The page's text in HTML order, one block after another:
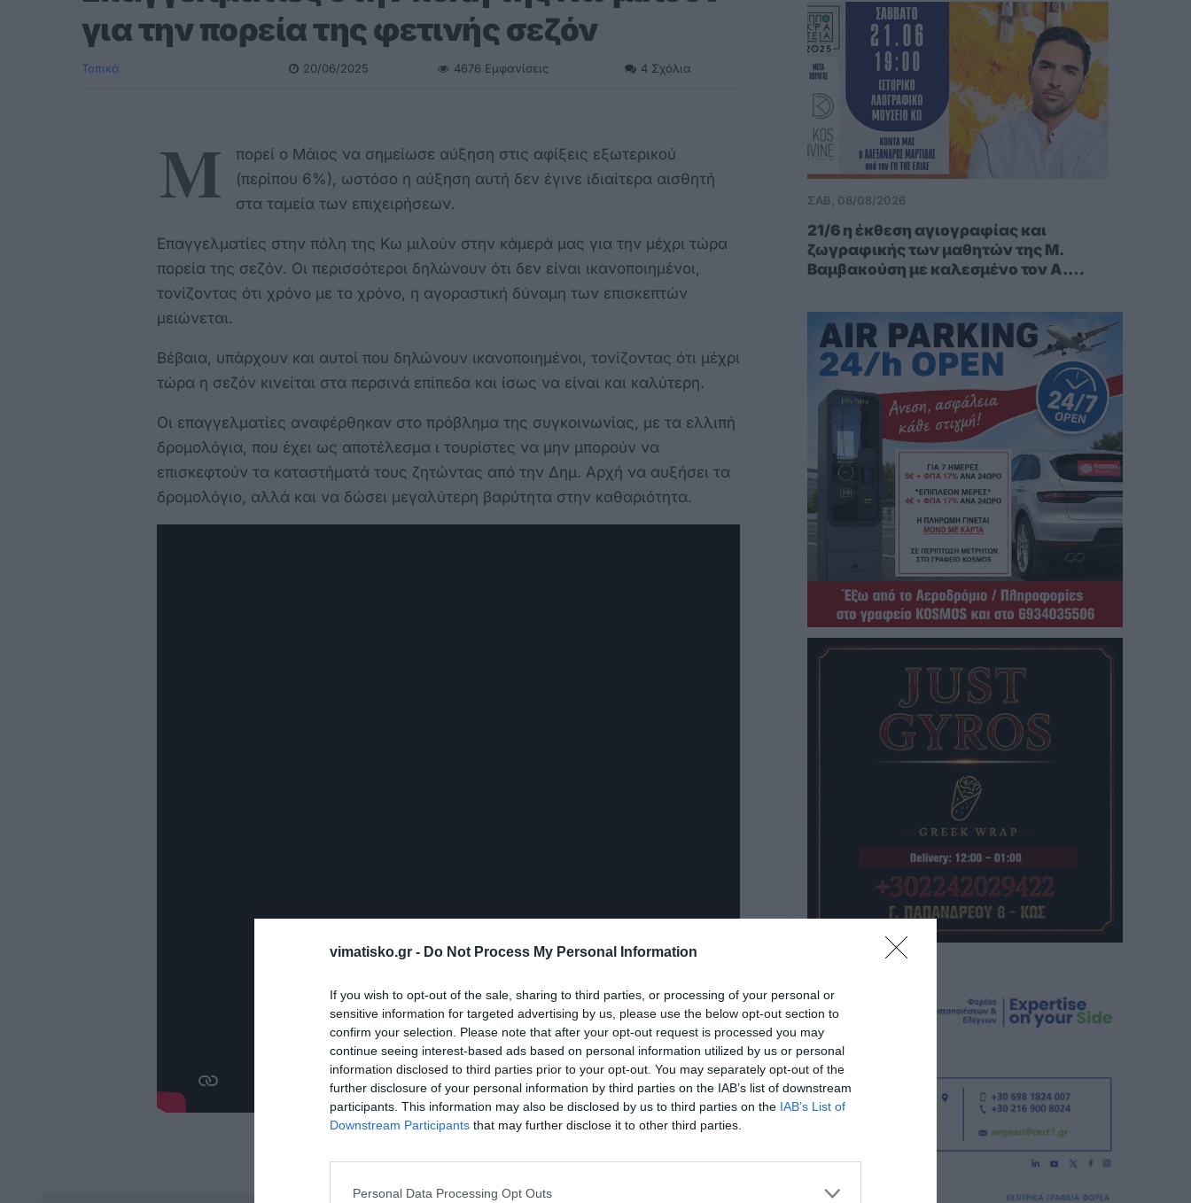
vimatisko.gr - Do Not Process My Personal Information
If you wish to opt-out of the sale, sharing to third parties, or processing of your personal or
sensitive information for targeted advertising by us, please use the below opt-out section to
confirm your selection. Please note that after your opt-out request is processed you may
continue seeing interest-based ads based on personal information utilized by us or personal
information disclosed to third parties prior to your opt-out. You may separately opt-out of the
further disclosure of your personal information by third parties on the IAB’s list of downstream
participants. This information may also be disclosed by us to third parties on the IAB’s List of
Downstream Participants that may further disclose it to other third parties.
Personal Data Processing Opt Outs
δεν αναγνωρίζονται.Οταν ψηφίζουμε
με θυμό,εκδίκηση,να την σπάσουμε
στον άλλο,να μας κάνει μια
εξυπηρέτηση καποιος αυτό που έγινε
στο νησί μας ότι ο υποψήφιος δεν
υποσχέθηκε ούτε έδειξε το έργο που
είχε κάνει την προηγούμενη θητεία του
αλλά απλά είπε ότι είναι καλό
παιδί,περαστικά.
για την πορεία της φετινής σεζόν
Τοπικά 20/06/2025 4676 Εμφανίσεις 4Σχόλια
Μ
πορεί ο Μάιος να σημείωσε αύξηση στις αφίξεις εξωτερικού
(περίπου 6%), ωστόσο η αύξηση αυτή δεν έγινε ιδιαίτερα αισθητή
στα ταμεία των επιχειρήσεων.
Επαγγελματίες στην πόλη της Κω μιλούν στην κάμερά μας για την μέχρι τώρα
πορεία της σεζόν. Οι περισσότεροι δηλώνουν ότι δεν είναι ικανοποιημένοι,
τονίζοντας ότι χρόνο με το χρόνο, η αγοραστική δύναμη των επισκεπτών
μειώνεται.
Βέβαια, υπάρχουν και αυτοί που δηλώνουν ικανοποιημένοι, τονίζοντας ότι μέχρι
τώρα η σεζόν κινείται στα περσινά επίπεδα και ίσως να είναι και καλύτερη.
Οι επαγγελματίες αναφέρθηκαν στο πρόβλημα της συγκοινωνίας, με τα ελλιπή
δρομολόγια, που έχει ως αποτέλεσμα ι τουρίστες να μην μπορούν να
επισκεφτούν τα καταστήματά τους ζητώντας από την Δημ. Αρχή να αυξήσει τα
δρομολόγιο, αλλά και να δώσει μεγαλύτερη βαρύτητα στην καθαριότητα.
ΣΑΒ, 08/08/2026
21/6 η έκθεση αγιογραφίας και
ζωγραφικής των μαθητών της Μ.
Βαμβακούση με καλεσμένο τον Α.